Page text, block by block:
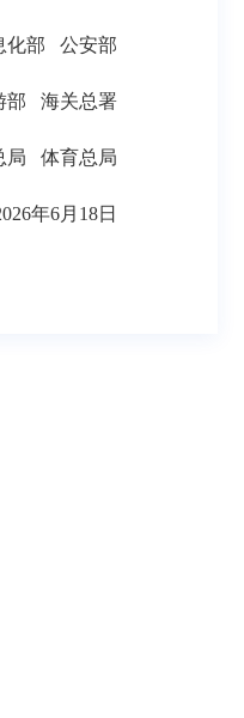
化部 公安部
部 海关总署
局 体育总局
年6月18日